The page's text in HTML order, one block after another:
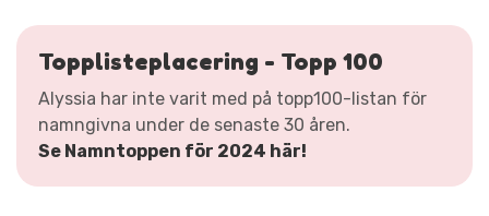
Topplisteplacering - Topp 100
Alyssia har inte varit med på topp100-listan för
namngivna under de senaste 30 åren.
Se Namntoppen för 2024 här!